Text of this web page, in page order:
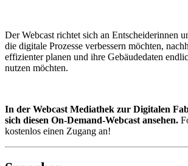
Der Webcast richtet sich an Entscheiderinnen
die digitale Prozesse verbessern möchten,
effizienter planen und ihre Gebäudedaten
nutzen möchten.
In der Webcast Mediathek zur Digitalen
sich diesen On-Demand-Webcast ansehen.
kostenlos einen Zugang an!